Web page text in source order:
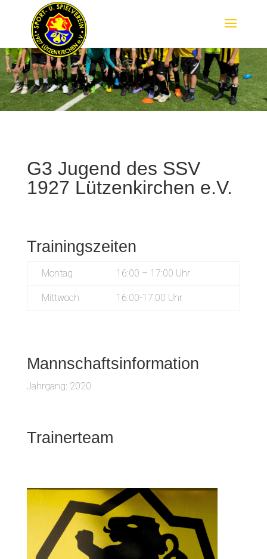
G3 Jugend des SSV
1927 Lützenkirchen e.V.
Trainingszeiten
Montag 16:00 – 17:00 Uhr
Mittwoch 16:00-17:00 Uhr
Mannschaftsinformation
Jahrgang: 2020
Trainerteam